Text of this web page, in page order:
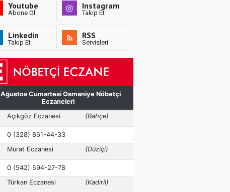
Youtube
Abone Ol
Instagram
Takip Et
Linkedin
Takip Et
RSS
Servisleri